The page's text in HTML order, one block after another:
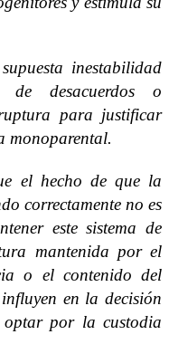
inestabilidad
desacuerdos o
para justificar
monoparental.
el hecho de que la
correctamente no es
este sistema de
mantenida por el
o el contenido del
en la decisión
por la custodia